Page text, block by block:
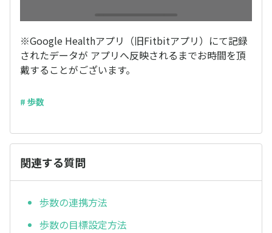
※Google Healthアプリ（旧Fitbitアプリ）にて記録
されたデータが アプリへ反映されるまでお時間を頂
戴することがございます。
# 歩数
関連する質問
歩数の連携方法
歩数の目標設定方法